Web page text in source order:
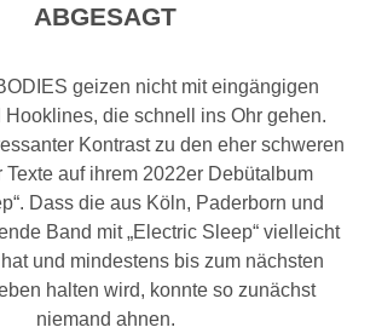
ABGESAGT
geizen nicht mit eingängigen
Hooklines, die schnell ins Ohr gehen.
Kontrast zu den eher schweren
Texte auf ihrem 2022er Debütalbum
Dass die aus Köln, Paderborn und
Band mit „Electric Sleep“ vielleicht
und mindestens bis zum nächsten
halten wird, konnte so zunächst
niemand ahnen.